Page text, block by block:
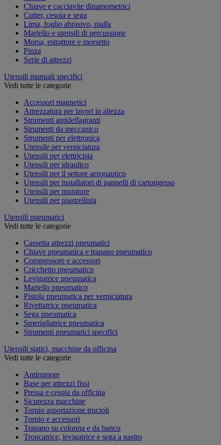
Chiave e cacciavite dinamometrici
Cutter, cesoia e sega
Lima, foglio abrasivo, pialla
Martello e utensili di percussione
Morsa, estrattore e morsetto
Pinza
Serie di attrezzi
Utensili manuali specifici
Vedi tutte le categorie
Accessori magnetici
Attrezzatura per lavori in altezza
Strumenti antideflagranti
Strumenti da meccanico
Strumenti per elettronica
Utensile per verniciatura
Utensili per elettricista
Utensili per idraulico
Utensili per il settore aeronautico
Utensili per installatori di pannelli di cartongesso
Utensili per muratore
Utensili per piastrellista
Utensili pneumatici
Vedi tutte le categorie
Cassetta attrezzi pneumatici
Chiave pneumatica e trapano pneumatico
Compressore e accessori
Cricchetto pneumatico
Levigatrice pneumatica
Martello pneumatico
Pistola pneumatica per verniciatura
Rivettatrice pneumatica
Sega pneumatica
Smerigliatrice pneumatica
Strumenti pneumatici specifici
Utensili statici, macchine da officina
Vedi tutte le categorie
Antirumore
Base per attrezzi fissi
Pressa e cesoia da officina
Sicurezza macchine
Tornio asportazione trucioli
Tornio e accessori
Trapano su colonna e da banco
Troncatrice, levigatrice e sega a nastro